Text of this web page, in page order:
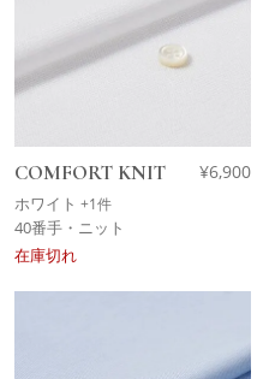
COMFORT KNIT
ホワイト +1件
¥6,900
40番手・ニット
在庫切れ